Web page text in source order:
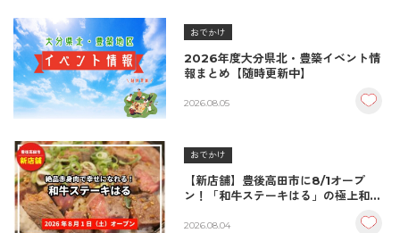
おでかけ
2026年度大分県北・豊築イベント情
報まとめ【随時更新中】
2026.08.05
おでかけ
【新店舗】豊後高田市に8/1オープ
ン！「和牛ステーキはる」の極上和牛
2026.08.04